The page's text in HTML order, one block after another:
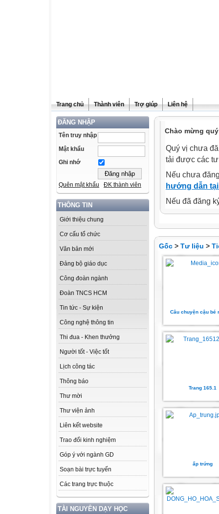
Trang chủ Thành viên Trợ giúp Liên hệ
ĐĂNG NHẬP
Tên truy nhập
Mật khẩu
Ghi nhớ
Quên mật khẩu ĐK thành viên
THÔNG TIN
Giới thiệu chung
Cơ cấu tổ chức
Văn bản mới
Đảng bộ giáo dục
Công đoàn ngành
Đoàn TNCS HCM
Tin tức - Sự kiện
Công nghệ thông tin
Thi đua - Khen thưởng
Người tốt - Việc tốt
Lịch công tác
Thông báo
Thư mời
Thư viện ảnh
Liên kết website
Trao đổi kinh nghiệm
Góp ý với ngành GD
Soạn bài trực tuyến
Các trang trực thuộc
TÀI NGUYÊN DẠY HỌC
Chào mừng
Quý vị chưa
tải được các
Nếu chưa
hướng dẫn
Nếu đã đăng
Gốc > Tư liệu >
Câu chuyện cậu bé
Trang 165.1
ấp trứng